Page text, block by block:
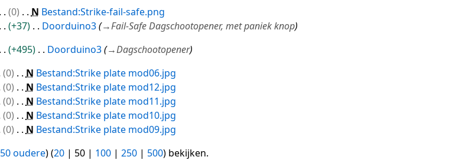
0 N Bestand:Strike-fail-safe.png
+37 Doorduino3 →Fail-Safe Dagschootopener, met paniek knop
+495 Doorduino3 →Dagschootopener
0 N Bestand:Strike plate mod06.jpg
0 N Bestand:Strike plate mod12.jpg
0 N Bestand:Strike plate mod11.jpg
0 N Bestand:Strike plate mod10.jpg
0 N Bestand:Strike plate mod09.jpg
50 oudere) (20 | 50 | 100 | 250 | 500) bekijken.